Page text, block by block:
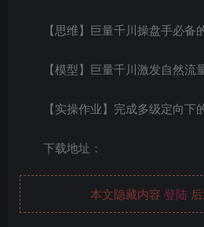
【思维】巨量千川操盘手必备
【模型】巨量千川激发自然流
【实操作业】完成多级定向
下载地址：
本文隐藏内容 登陆